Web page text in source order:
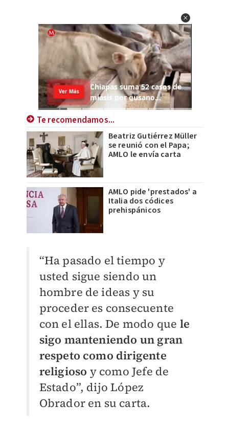
Te recomendamos...
Beatriz Gutiérrez Müller
se reunió con el Papa;
AMLO le envía carta
AMLO pide 'prestados' a
Italia dos códices
prehispánicos
“Ha pasado el tiempo y
usted sigue siendo un
hombre de ideas y su
proceder es consecuente
con el ellas. De modo que le
sigo manteniendo un gran
respeto como dirigente
religioso y como Jefe de
Estado”, dijo López
Obrador en su carta.